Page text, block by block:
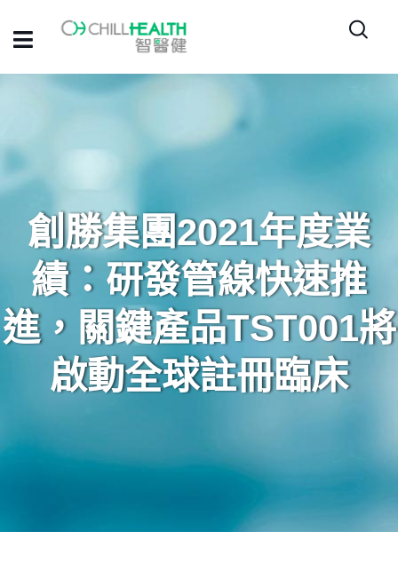
創勝集團2021年度業
績：研發管線快速推
進，關鍵產品TST001將
啟動全球註冊臨床